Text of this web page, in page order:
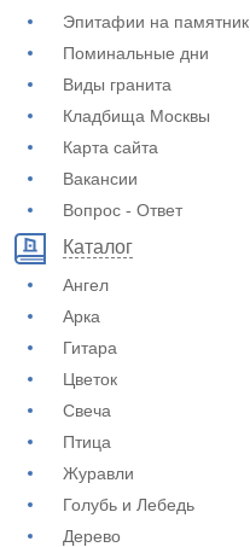
Эпитафии на памятник
Поминальные дни
Виды гранита
Кладбища Москвы
Карта сайта
Вакансии
Вопрос - Ответ
Каталог
Ангел
Арка
Гитара
Цветок
Свеча
Птица
Журавли
Голубь и Лебедь
Дерево